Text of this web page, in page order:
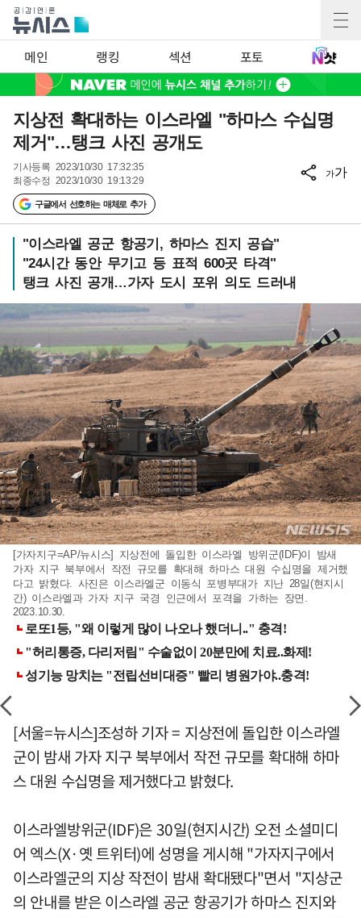
메인 랭킹 섹션 포토
지상전 확대하는 이스라엘 "하마스 수십명
제거"…탱크 사진 공개도
기사등록 2023/10/30 17:32:35
최종수정 2023/10/30 19:13:29
구글에서 선호하는 매체로 추가
가가
"이스라엘 공군 항공기, 하마스 진지 공습"
"24시간 동안 무기고 등 표적 600곳 타격"
탱크 사진 공개…가자 도시 포위 의도 드러내
[가자지구=AP/뉴시스] 지상전에 돌입한 이스라엘 방위군(IDF)이 밤새
가자 지구 북부에서 작전 규모를 확대해 하마스 대원 수십명을 제거했
다고 밝혔다. 사진은 이스라엘군 이동식 포병부대가 지난 28일(현지시
간) 이스라엘과 가자 지구 국경 인근에서 포격을 가하는 장면.
2023.10.30.
[서울=뉴시스]조성하 기자 = 지상전에 돌입한 이스라엘
군이 밤새 가자 지구 북부에서 작전 규모를 확대해 하마
스 대원 수십명을 제거했다고 밝혔다.
이스라엘방위군(IDF)은 30일(현지시간) 오전 소셜미디
어 엑스(X·옛 트위터)에 성명을 게시해 "가자지구에서
이스라엘군의 지상 작전이 밤새 확대됐다"면서 "지상군
의 안내를 받은 이스라엘 공군 항공기가 하마스 진지와